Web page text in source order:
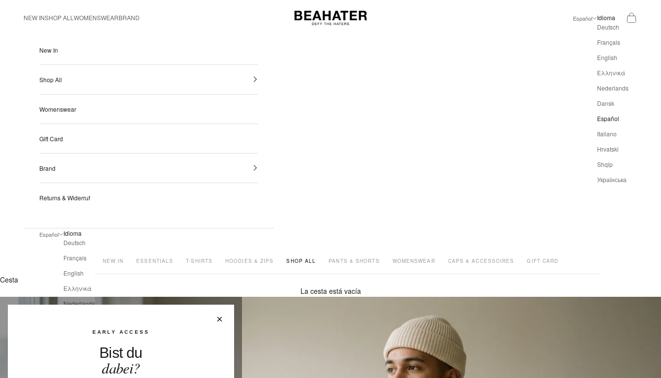
BEAHATER
NEW INSHOP ALLWOMENSWEARBRAND Español
Idioma
Deutsch
Français
English
Ελληνικά
Nederlands
Dansk
Español
Italiano
Hrvatski
Shqip
Українська
BuscarCesta
New In
Shop All
Womenswear
Gift Card
Brand
Returns & Widerruf
Español
Idioma
Deutsch
Français
English
Ελληνικά
Nederlands
NEW IN ESSENTIALS T-SHIRTS HOODIES & ZIPS SHOP ALL PANTS & SHORTS WOMENSWEAR CAPS & ACCESSOIRES GIFT CARD
Cesta
La cesta está vacía
×
EARLY ACCESS
Bist du
dabei?